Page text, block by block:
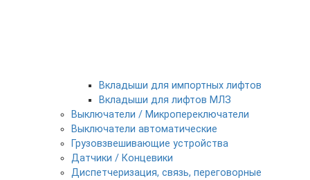
Вкладыши для импортных лифтов
Вкладыши для лифтов МЛЗ
Выключатели / Микропереключатели
Выключатели автоматические
Грузовзвешивающие устройства
Датчики / Концевики
Диспетчеризация, связь, переговорные